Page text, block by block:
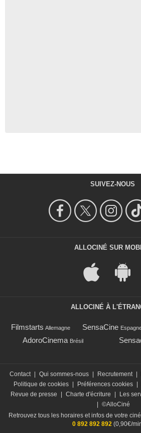
SUIVEZ-NOUS
ALLOCINÉ SUR
ALLOCINÉ À
Filmstarts Allemagne SensaCine
AdoroCinema Brésil
Contact Qui sommes-nous Recrutement
Politique de cookies
Préférences cookies
Revue de presse
Charte d'écriture Les
©AlloCiné
Retrouvez tous les horaires et infos de votre
0 892 892 892(0,90€/